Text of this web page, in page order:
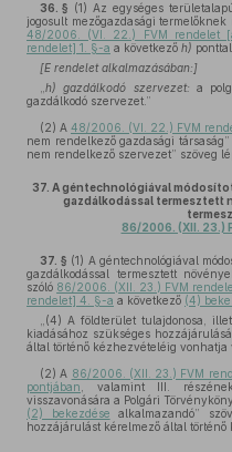
36. § (1) Az egységes
jogosult mezőgazdasági
48/2006. (VI. 22.) FVM rendelet
rendelet] 1. §-a a következő h)
[E rendelet alkalmazásában:]
h) gazdálkodó szervezet: a
gazdálkodó szervezet.”
(2) A 48/2006. (VI. 22.) FVM
nem rendelkező gazdasági
nem rendelkező szervezet” szöveg
37. A géntechnológiával
gazdálkodással termesztett
86/2006. (XII. 23.)
37. § (1) A géntechnológiával
gazdálkodással termesztett
szóló 86/2006. (XII. 23.) FVM
rendelet] 4. §-a a következő (4)
„(4) A földterület tulajdonosa,
kiadásához szükséges
által történő kézhezvételéig vonhatja
(2) A 86/2006. (XII. 23.) FVM
pontjában , valamint III.
visszavonására a Polgári
(2) bekezdése alkalmazandó”
hozzájárulást kérelmező által történő